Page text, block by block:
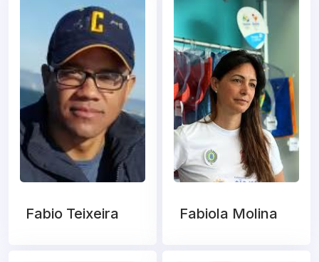
Fabio Teixeira Fabiola Molina